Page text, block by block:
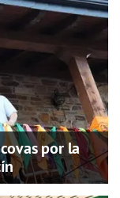
por la